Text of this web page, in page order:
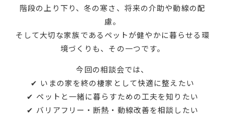
階段の上り下り、冬の寒さ、将来の介助や動線の配
慮。
そして大切な家族であるペットが健やかに暮らせる環
境づくりも、その一つです。
今回の相談会では、
✔ いまの家を終の棲家として快適に整えたい
✔ ペットと一緒に暮らすための工夫を知りたい
✔ バリアフリー・断熱・動線改善を相談したい